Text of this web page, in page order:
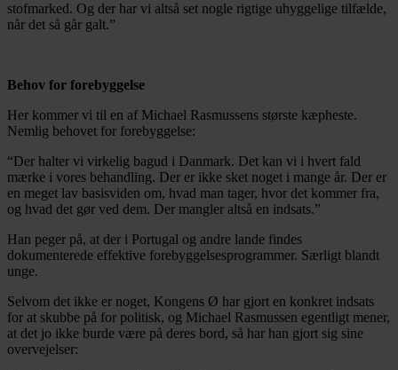
stofmarked. Og der har vi altså set nogle rigtige uhyggelige tilfælde,
når det så går galt.”
Behov for forebyggelse
Her kommer vi til en af Michael Rasmussens største kæpheste.
Nemlig behovet for forebyggelse:
“Der halter vi virkelig bagud i Danmark. Det kan vi i hvert fald
mærke i vores behandling. Der er ikke sket noget i mange år. Der er
en meget lav basisviden om, hvad man tager, hvor det kommer fra,
og hvad det gør ved dem. Der mangler altså en indsats.”
Han peger på, at der i Portugal og andre lande findes
dokumenterede effektive forebyggelsesprogrammer. Særligt blandt
unge.
Selvom det ikke er noget, Kongens Ø har gjort en konkret indsats
for at skubbe på for politisk, og Michael Rasmussen egentligt mener,
at det jo ikke burde være på deres bord, så har han gjort sig sine
overvejelser: